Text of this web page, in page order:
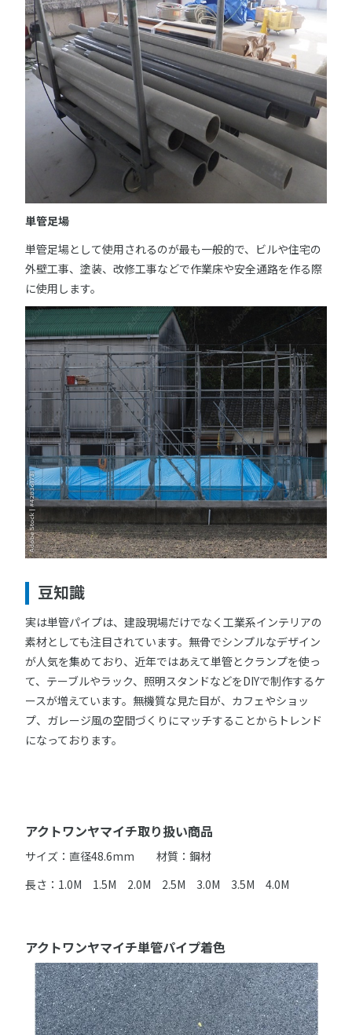
単管足場
単管足場として使用されるのが最も一般的で、ビルや住宅の
外壁工事、塗装、改修工事などで作業床や安全通路を作る際
に使用します。
豆知識
実は単管パイプは、建設現場だけでなく工業系インテリアの
素材としても注目されています。無骨でシンプルなデザイン
が人気を集めており、近年ではあえて単管とクランプを使っ
て、テーブルやラック、照明スタンドなどをDIYで制作するケ
ースが増えています。無機質な見た目が、カフェやショッ
プ、ガレージ風の空間づくりにマッチすることからトレンド
になっております。
アクトワンヤマイチ取り扱い商品
サイズ：直径48.6mm 材質：鋼材
長さ：1.0M 1.5M 2.0M 2.5M 3.0M 3.5M 4.0M
アクトワンヤマイチ単管パイプ着色